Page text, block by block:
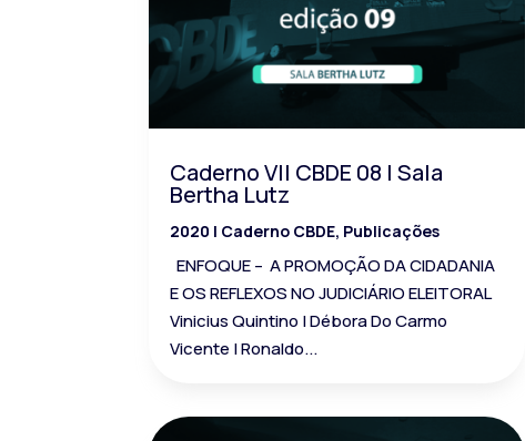
Caderno VII CBDE 08 | Sala
Bertha Lutz
2020 | Caderno CBDE, Publicações
ENFOQUE – A PROMOÇÃO DA CIDADANIA
E OS REFLEXOS NO JUDICIÁRIO ELEITORAL
Vinicius Quintino | Débora Do Carmo
Vicente | Ronaldo...